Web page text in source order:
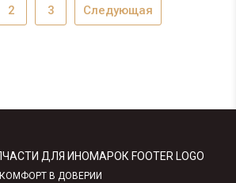
2 3 Следующая
КОМФОРТ В ДОВЕРИИ